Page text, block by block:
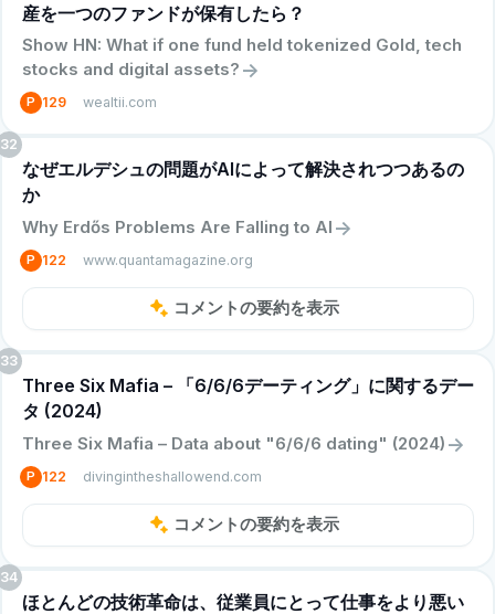
産を一つのファンドが保有したら？
Show HN: What if one fund held tokenized Gold, tech
stocks and digital assets? ->
P 129 wealtii.com
32
なぜエルデシュの問題がAIによって解決されつつあるの
か
Why Erdős Problems Are Falling to AI ->
P 122 www.quantamagazine.org
コメントの要約を表示
33
Three Six Mafia – 「6/6/6デーティング」に関するデー
タ (2024)
Three Six Mafia – Data about "6/6/6 dating" (2024) ->
P 122 divingintheshallowend.com
コメントの要約を表示
34
ほとんどの技術革命は、従業員にとって仕事をより悪い